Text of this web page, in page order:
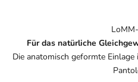
Für das natürliche
Die anatomisch geformte